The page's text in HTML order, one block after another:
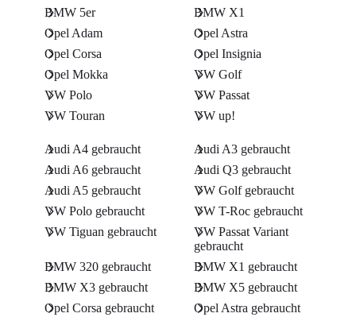
BMW 5er
BMW X1
Opel Adam
Opel Astra
Opel Corsa
Opel Insignia
Opel Mokka
VW Golf
VW Polo
VW Passat
VW Touran
VW up!
Audi A4 gebraucht
Audi A3 gebraucht
Audi A6 gebraucht
Audi Q3 gebraucht
Audi A5 gebraucht
VW Golf gebraucht
VW Polo gebraucht
VW T-Roc gebraucht
VW Tiguan gebraucht
VW Passat Variant
gebraucht
BMW 320 gebraucht
BMW X1 gebraucht
BMW X3 gebraucht
BMW X5 gebraucht
Opel Corsa gebraucht
Opel Astra gebraucht